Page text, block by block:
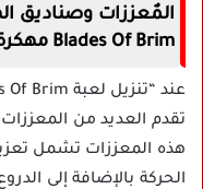
المٌعززات وصناديق
Blades Of Brim مهكرة
تقدم العديد من
هذه المعززات تشمل
الحركة بالإضافة إلى